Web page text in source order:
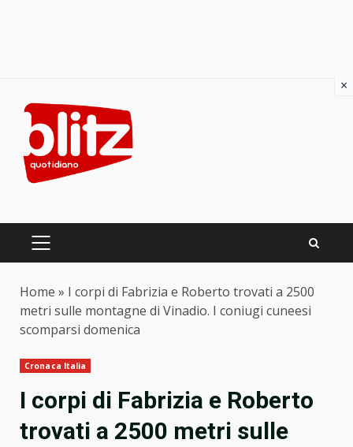
content
PRIMARY
Home » I corpi di Fabrizia e Roberto trovati a 2500
metri sulle montagne di Vinadio. I coniugi cuneesi
scomparsi domenica
Cronaca Italia
I corpi di Fabrizia e Roberto
trovati a 2500 metri sulle
×